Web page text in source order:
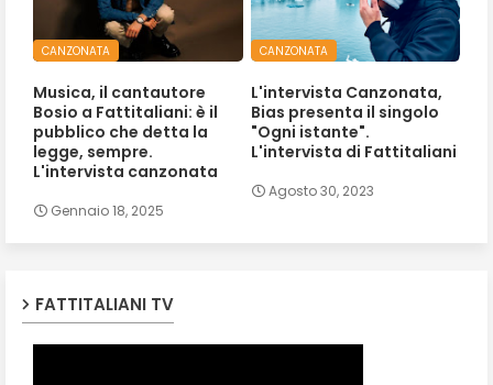
CANZONATA
Musica, il cantautore
Bosio a Fattitaliani: è il
pubblico che detta la
legge, sempre.
L'intervista canzonata
Gennaio 18, 2025
CANZONATA
L'intervista Canzonata,
Bias presenta il singolo
"Ogni istante".
L'intervista di Fattitaliani
Agosto 30, 2023
FATTITALIANI TV